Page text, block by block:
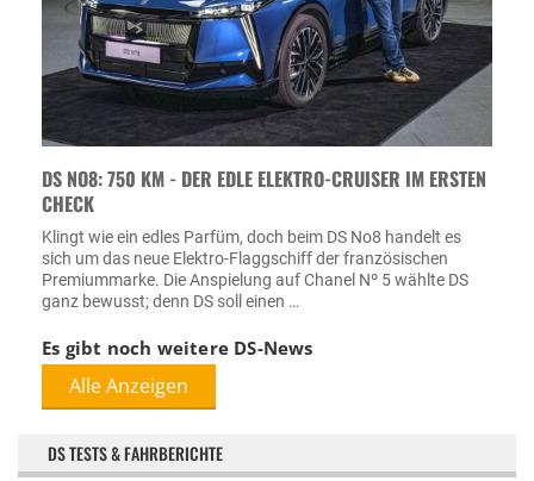
DS NO8: 750 KM - DER EDLE ELEKTRO-CRUISER IM ERSTEN
CHECK
Klingt wie ein edles Parfüm, doch beim DS No8 handelt es
sich um das neue Elektro-Flaggschiff der französischen
Premiummarke. Die Anspielung auf Chanel Nº 5 wählte DS
ganz bewusst; denn DS soll einen …
Es gibt noch weitere DS-News
Alle Anzeigen
DS TESTS & FAHRBERICHTE